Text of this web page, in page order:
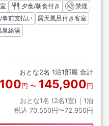
夕食/朝食付き
禁煙
事前支払い
露天風呂付き客室
泉給湯
おとな2名 1泊1部屋 合計
円 〜 145,900円
おとな1名 (2名1室)｜ 1泊
税込 70,550円〜72,950円